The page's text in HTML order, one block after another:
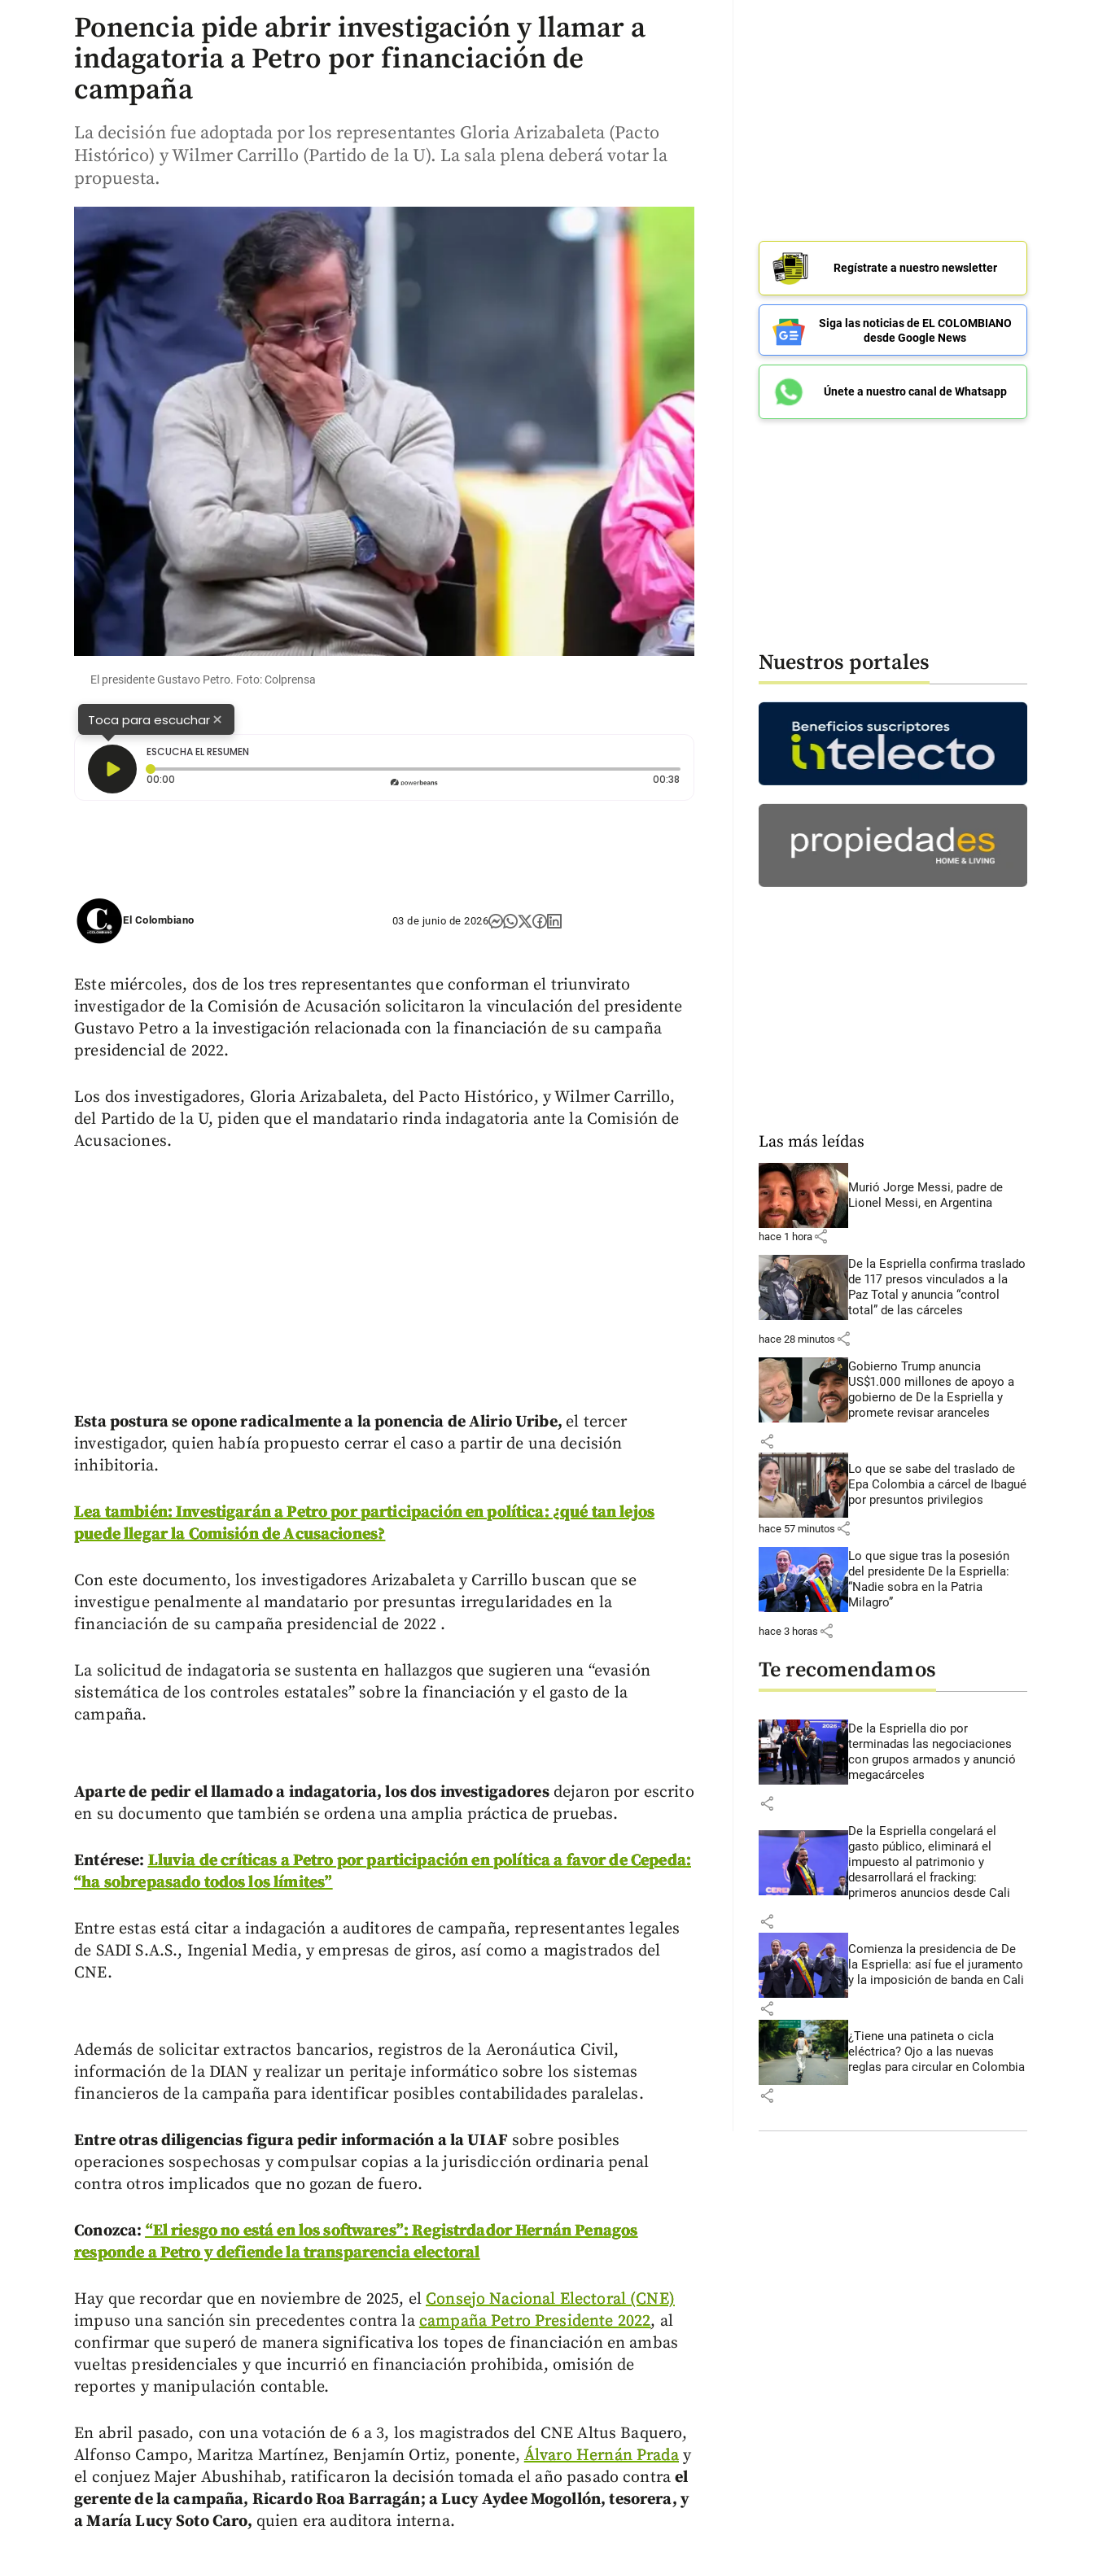
Ponencia pide abrir investigación y llamar a
indagatoria a Petro por financiación de
campaña
La decisión fue adoptada por los representantes Gloria Arizabaleta (Pacto
Histórico) y Wilmer Carrillo (Partido de la U). La sala plena deberá votar la
propuesta.
El presidente Gustavo Petro. Foto: Colprensa
Toca para escuchar×
ESCUCHA EL RESUMEN
00:00
00:38 Duración: 38 segundos
El Colombiano 03 de junio de 2026
Este miércoles, dos de los tres representantes que conforman el triunvirato
investigador de la Comisión de Acusación solicitaron la vinculación del presidente
Gustavo Petro a la investigación relacionada con la financiación de su campaña
presidencial de 2022.
Los dos investigadores, Gloria Arizabaleta, del Pacto Histórico, y Wilmer Carrillo,
del Partido de la U, piden que el mandatario rinda indagatoria ante la Comisión de
Acusaciones.
Esta postura se opone radicalmente a la ponencia de Alirio Uribe, el tercer
investigador, quien había propuesto cerrar el caso a partir de una decisión
inhibitoria.
Lea también: Investigarán a Petro por participación en política: ¿qué tan lejos
puede llegar la Comisión de Acusaciones?
Con este documento, los investigadores Arizabaleta y Carrillo buscan que se
investigue penalmente al mandatario por presuntas irregularidades en la
financiación de su campaña presidencial de 2022 .
La solicitud de indagatoria se sustenta en hallazgos que sugieren una “evasión
sistemática de los controles estatales” sobre la financiación y el gasto de la
campaña.
Aparte de pedir el llamado a indagatoria, los dos investigadoresdejaron por escrito
en su documento que también se ordena una amplia práctica de pruebas.
Entérese:Lluvia de críticas a Petro por participación en política a favor de Cepeda:
“ha sobrepasado todos los límites”
Entre estas está citar a indagación a auditores de campaña, representantes legales
de SADI S.A.S., Ingenial Media, y empresas de giros, así como a magistrados del
CNE.
Además de solicitar extractos bancarios, registros de la Aeronáutica Civil,
información de la DIAN y realizar un peritaje informático sobre los sistemas
financieros de la campaña para identificar posibles contabilidades paralelas.
Entre otras diligencias figura pedir información a la UIAFsobre posibles
operaciones sospechosas y compulsar copias a la jurisdicción ordinaria penal
contra otros implicados que no gozan de fuero.
Conozca:“El riesgo no está en los softwares”: Registrdador Hernán Penagos
responde a Petro y defiende la transparencia electoral
Hay que recordar que en noviembre de 2025, elConsejo Nacional Electoral (CNE)
impuso una sanción sin precedentes contra lacampaña Petro Presidente 2022, al
confirmar que superó de manera significativa los topes de financiación en ambas
vueltas presidenciales y que incurrió en financiación prohibida, omisión de
reportes y manipulación contable.
En abril pasado, con una votación de 6 a 3, los magistrados del CNE Altus Baquero,
Alfonso Campo, Maritza Martínez, Benjamín Ortiz, ponente,Álvaro Hernán Praday
el conjuez Majer Abushihab, ratificaron la decisión tomada el año pasado contrael
gerente de la campaña, Ricardo Roa Barragán; a Lucy Aydee Mogollón, tesorera, y
a María Lucy Soto Caro, quien era auditora interna.
Regístrate a nuestro newsletter
Siga las noticias de EL COLOMBIANO
desde Google News
Únete a nuestro canal de Whatsapp
Nuestros portales
Las más leídas
Murió Jorge Messi, padre de
Lionel Messi, en Argentina
hace 1 hora share
De la Espriella confirma traslado
de 117 presos vinculados a la
Paz Total y anuncia “control
total” de las cárceles
hace 28 minutos share
Gobierno Trump anuncia
US$1.000 millones de apoyo a
gobierno de De la Espriella y
promete revisar aranceles
share
Lo que se sabe del traslado de
Epa Colombia a cárcel de Ibagué
por presuntos privilegios
hace 57 minutos share
Lo que sigue tras la posesión
del presidente De la Espriella:
“Nadie sobra en la Patria
Milagro”
hace 3 horas share
Te recomendamos
De la Espriella dio por
terminadas las negociaciones
con grupos armados y anunció
megacárceles
share
De la Espriella congelará el
gasto público, eliminará el
impuesto al patrimonio y
desarrollará el fracking:
primeros anuncios desde Cali
share
Comienza la presidencia de De
la Espriella: así fue el juramento
y la imposición de banda en Cali
share
¿Tiene una patineta o cicla
eléctrica? Ojo a las nuevas
reglas para circular en Colombia
share